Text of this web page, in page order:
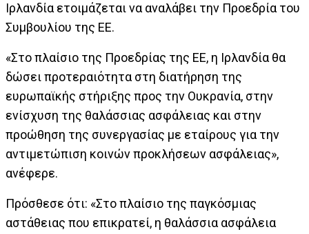
Ιρλανδία ετοιμάζεται να αναλάβει την Προεδρία του
Συμβουλίου της ΕΕ.
«Στο πλαίσιο της Προεδρίας της ΕΕ, η Ιρλανδία θα
δώσει προτεραιότητα στη διατήρηση της
ευρωπαϊκής στήριξης προς την Ουκρανία, στην
ενίσχυση της θαλάσσιας ασφάλειας και στην
προώθηση της συνεργασίας με εταίρους για την
αντιμετώπιση κοινών προκλήσεων ασφάλειας»,
ανέφερε.
Πρόσθεσε ότι: «Στο πλαίσιο της παγκόσμιας
αστάθειας που επικρατεί, η θαλάσσια ασφάλεια